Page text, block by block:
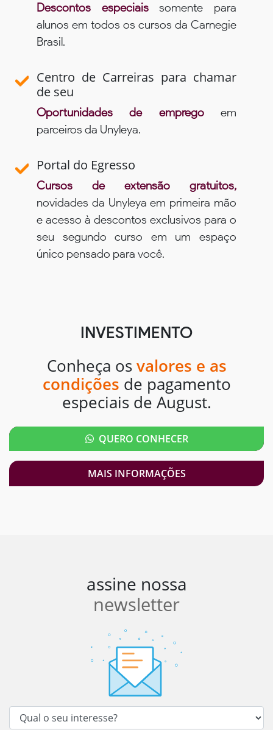
Descontos especiaissomente para
alunos em todos os cursos da Carnegie
Brasil.
Centro de Carreiras para chamar
de seu
Oportunidades de empregoem
parceiros da Unyleya.
Portal do Egresso
Cursos de extensão gratuitos,
novidades da Unyleya em primeira mão
e acesso à descontos exclusivos para o
seu segundo curso em um espaço
único pensado para você.
INVESTIMENTO
Conheça os valores e as
condições de pagamento
especiais de August.
QUERO CONHECER
MAIS INFORMAÇÕES
assine nossa
newsletter